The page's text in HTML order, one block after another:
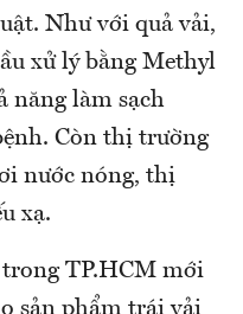
Như với quả vải,
xử lý bằng Methyl
năng làm sạch
Còn thị trường
nước nóng, thị
xạ.
TP.HCM mới
sản phẩm trái vải